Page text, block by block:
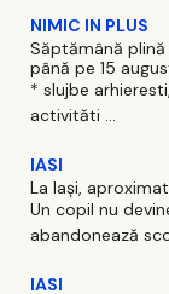
NIMIC IN PLUS
Săptămână
până pe 15
* slujbe
activităti ...
IASI
La Iași,
Un copil nu
abandonează
IASI